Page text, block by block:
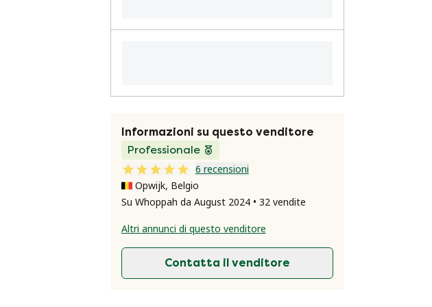
Informazioni su questo venditore
Professionale
6 recensioni
Opwijk, Belgio
Su Whoppah da August 2024 • 32 vendite
Altri annunci di questo venditore
Contatta il venditore